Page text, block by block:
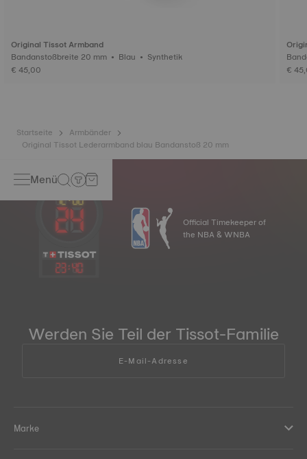
Original Tissot Armband
Bandanstoßbreite 20 mm • Blau • Synthetik
€ 45,00
€
Startseite
Armbänder
Original Tissot Lederarmband blau Bandanstoß 20 mm
Menü
23:40
Official Timekeeper of
the NBA & WNBA
Werden Sie Teil der Tissot-Familie
E-Mail-Adresse
Marke